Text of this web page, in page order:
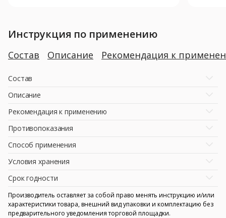
Инструкция по применению
Состав Описание Рекомендация к
Состав
Описание
Рекомендация к применению
Противопоказания
Способ применения
Условия хранения
Срок годности
Производитель оставляет за собой право менять инструкцию и/или
характеристики товара, внешний вид упаковки и комплектацию без
предварительного уведомления торговой площадки.